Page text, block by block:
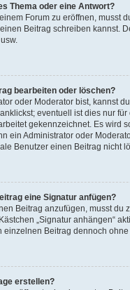
Thema oder eine Antwort?
Forum zu eröffnen, musst
Beitrag schreiben kannst.
bearbeiten oder löschen?
oder Moderator bist, kannst
eventuell ist dies nur
gekennzeichnet. Es wird
ein Administrator oder
Benutzer einen Beitrag nicht
eine Signatur anfügen?
Beitrag anzufügen, musst
„Signatur anhängen“
einzelnen Beitrag dennoch
erstellen?